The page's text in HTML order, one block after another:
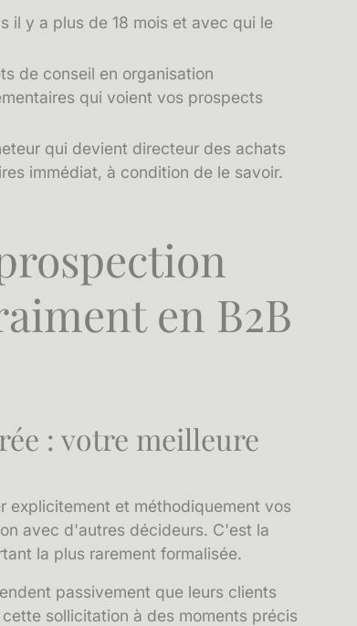
il y a plus de 18 mois et avec qui le
de conseil en organisation
qui voient vos prospects
qui devient directeur des achats
immédiat, à condition de le savoir.
en B2B
: votre meilleure
explicitement et méthodiquement vos
avec d'autres décideurs. C'est la
la plus rarement formalisée.
passivement que leurs clients
sollicitation à des moments précis